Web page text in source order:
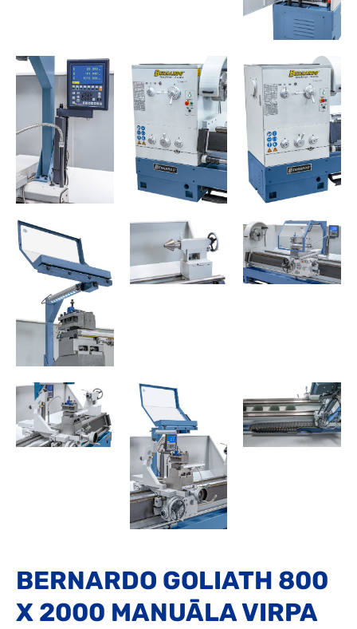
BERNARDO GOLIATH 800
X 2000 MANUĀLA VIRPA